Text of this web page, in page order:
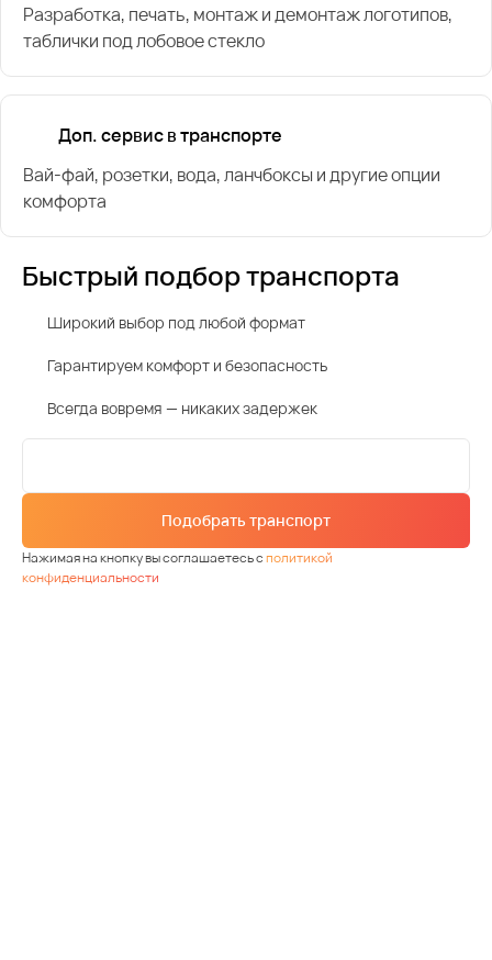
Разработка, печать, монтаж и демонтаж логотипов,
таблички под лобовое стекло
Доп. сервис в транспорте
Вай-фай, розетки, вода, ланчбоксы и другие опции
комфорта
Быстрый подбор транспорта
Широкий выбор под любой формат
Гарантируем комфорт и безопасность
Всегда вовремя — никаких задержек
Подобрать транспорт
Нажимая на кнопку вы соглашаетесь сполитикой
конфиденциальности